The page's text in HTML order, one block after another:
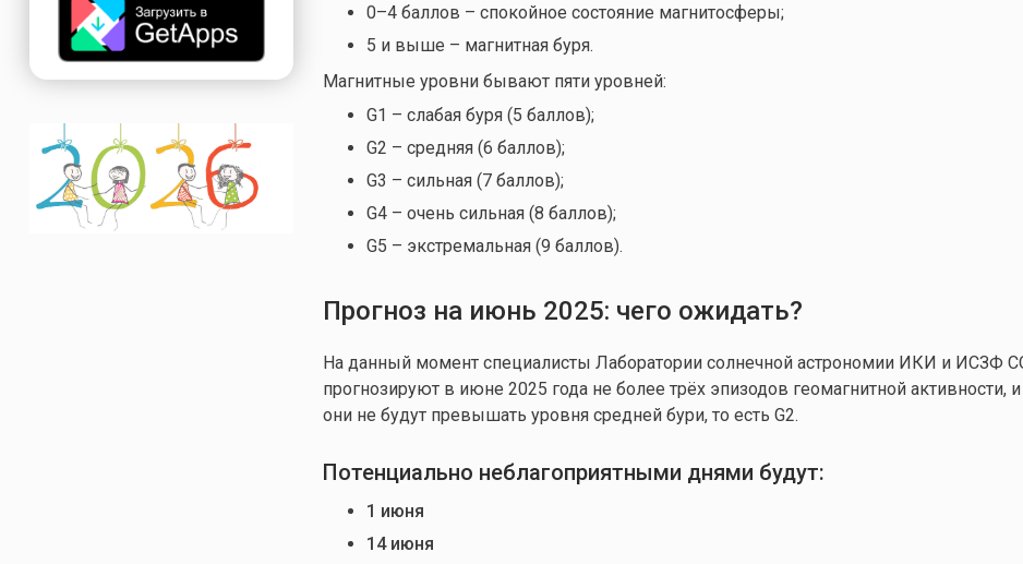
0–4 баллов – спокойное состояние магнитосферы;
5 и выше – магнитная буря.
Магнитные уровни бывают пяти уровней:
G1 – слабая буря (5 баллов);
G2 – средняя (6 баллов);
G3 – сильная (7 баллов);
G4 – очень сильная (8 баллов);
G5 – экстремальная (9 баллов).
Прогноз на июнь 2025: чего ожидать?
На данный момент специалисты Лаборатории солнечной астрономии ИКИ и ИСЗФ
прогнозируют в июне 2025 года не более трёх эпизодов геомагнитной активности,
они не будут превышать уровня средней бури, то есть G2.
Потенциально неблагоприятными днями будут:
1 июня
14 июня